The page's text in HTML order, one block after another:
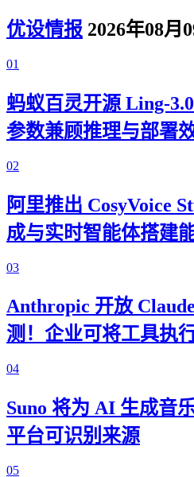
优设情报 2026年08月
01
蚂蚁百灵开源 Ling-
参数兼顾推理与部署
02
阿里推出 CosyVoice
成与实时智能体搭建
03
Anthropic 开放
测！企业可将工具执
04
Suno 将为 AI 生成音
平台可识别来源
05